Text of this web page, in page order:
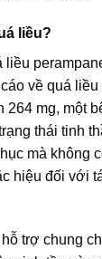
liều?
liều
về quá
264 mg, một
thái tinh
mà không
hiệu đối với
trợ chung